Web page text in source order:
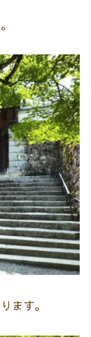
ます。